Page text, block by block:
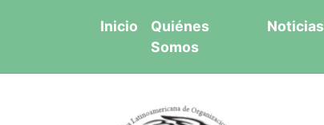
Inicio
Quiénes
Somos
Noticias